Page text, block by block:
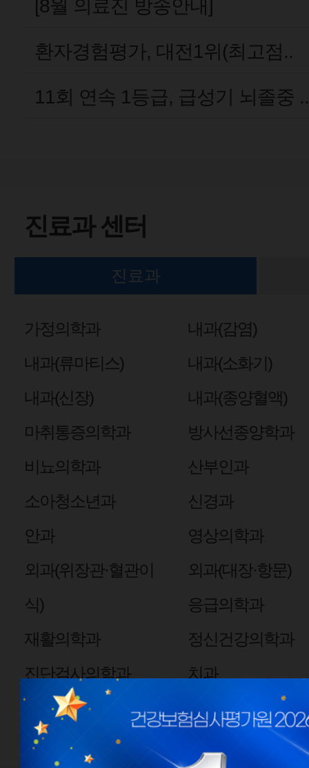
[8월 의료진 방송안내]
환자경험평가, 대전1위(최고점..
11회 연속 1등급, 급성기 뇌졸중 ..
진료과 센터
진료과
가정의학과
내과(감염)
내과(류마티스)
내과(소화기)
내과(신장)
내과(종양혈액)
마취통증의학과
방사선종양학과
비뇨의학과
산부인과
소아청소년과
신경과
안과
영상의학과
외과(위장관·혈관이
식)
외과(대장·항문)
응급의학과
재활의학과
정신건강의학과
진단검사의학과
치과
핵의학과
심장혈관흉부외과